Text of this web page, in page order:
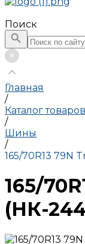
Поиск
Главная
/
Каталог товаров
/
Шины
/
165/70R13 79N
165/
(НК-